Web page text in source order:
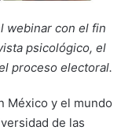
webinar con el fin
psicológico, el
proceso electoral.
México y el mundo
de las